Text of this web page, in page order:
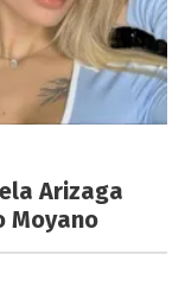
Arizaga
Moyano